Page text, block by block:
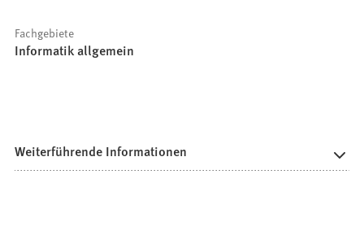
Fachgebiete
Informatik allgemein
Weiterführende Informationen